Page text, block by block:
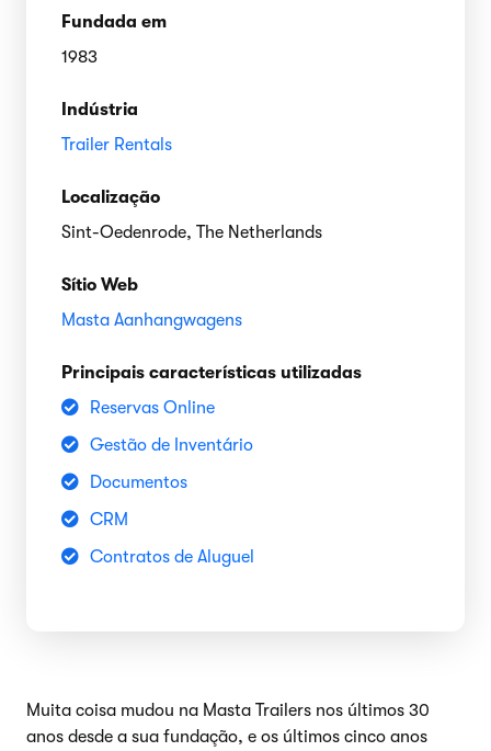
Fundada em
1983
Indústria
Trailer Rentals
Localização
Sint-Oedenrode, The Netherlands
Sítio Web
Masta Aanhangwagens
Principais características utilizadas
Reservas Online
Gestão de Inventário
Documentos
CRM
Contratos de Aluguel
Muita coisa mudou na Masta Trailers nos últimos 30
anos desde a sua fundação, e os últimos cinco anos